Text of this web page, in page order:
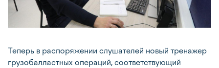
Теперь в распоряжении слушателей новый тренажер
грузобалластных операций, соответствующий